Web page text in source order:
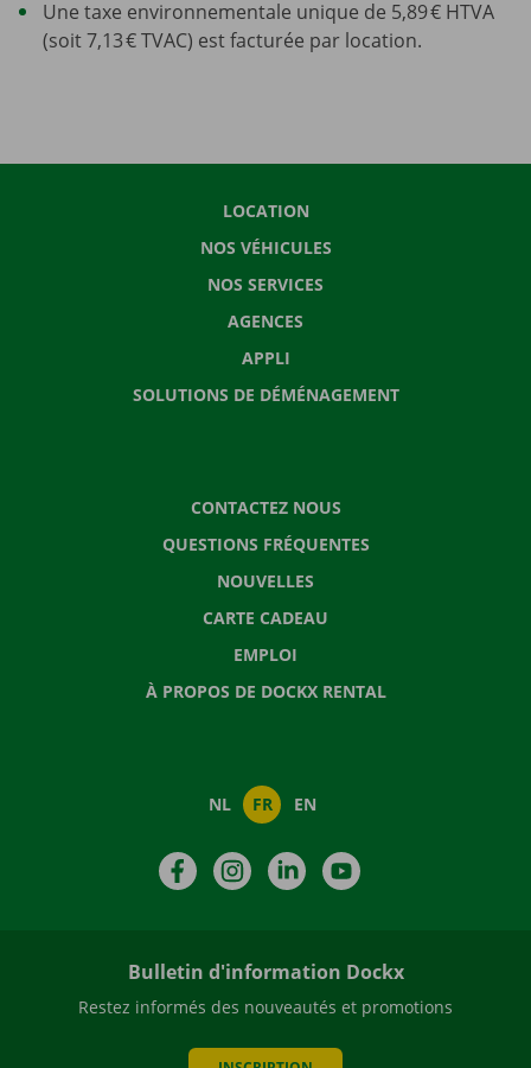
Une taxe environnementale unique de 5,89 € HTVA
(soit 7,13 € TVAC) est facturée par location.
LOCATION
NOS VÉHICULES
NOS SERVICES
AGENCES
APPLI
SOLUTIONS DE DÉMÉNAGEMENT
CONTACTEZ NOUS
QUESTIONS FRÉQUENTES
NOUVELLES
CARTE CADEAU
EMPLOI
À PROPOS DE DOCKX RENTAL
NL FR EN
FacebookInstagramLinkedIn
Bulletin d'information Dockx
Restez informés des nouveautés et promotions